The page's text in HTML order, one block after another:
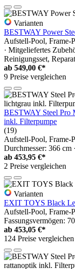
Varianten
BESTWAY Power
Aufstell-Pool, Frame-
· Mitgeliefertes
Reinigungsset,
ab 549,00 €*
9 Preise vergleichen
BESTWAY Steel Pro
inkl. Filterpumpe
(19)
Aufstell-Pool, Frame-
Durchmesser: 366 cm
ab 453,95 €*
2 Preise vergleichen
Varianten
EXIT TOYS Black
Aufstell-Pool, Frame-
Fassungsvermögen:
ab 453,05 €*
124 Preise vergleichen